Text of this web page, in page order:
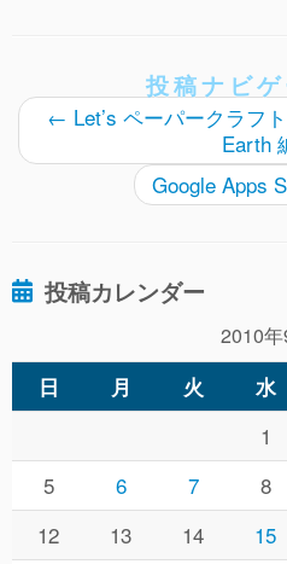
投稿ナビ
← Let’s ペーパークラフ
Earth
Google Apps
投稿カレンダー
2010年
日 月 火 水
1
5
6 7 8
12
13 14 15